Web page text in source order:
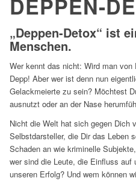
DEPPEN-
„Deppen-Detox“ ist
Menschen.
Wer kennt das nicht: Wird man
Depp! Aber wer ist denn nun
Gelackmeierte zu sein? Möchtest
ausnutzt oder an der Nase
Nicht die Welt hat sich gegen Dich
Selbstdarsteller, die Dir das Leben
Schaden an wie kriminelle
wer sind die Leute, die Einfluss auf
unseren Erfolg? Und wem können